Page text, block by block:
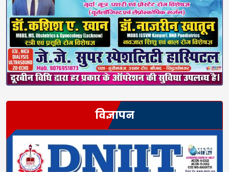
विज्ञापन